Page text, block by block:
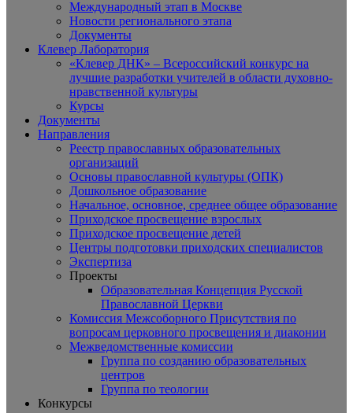
Международный этап в Москве
Новости регионального этапа
Документы
Клевер Лаборатория
«Клевер ДНК» – Всероссийский конкурс на
лучшие разработки учителей в области духовно-
нравственной культуры
Курсы
Документы
Направления
Реестр православных образовательных
организаций
Основы православной культуры (ОПК)
Дошкольное образование
Начальное, основное, среднее общее образование
Приходское просвещение взрослых
Приходское просвещение детей
Центры подготовки приходских специалистов
Экспертиза
Проекты
Образовательная Концепция Русской
Православной Церкви
Комиссия Межсоборного Присутствия по
вопросам церковного просвещения и диаконии
Межведомственные комиссии
Группа по созданию образовательных
центров
Группа по теологии
Конкурсы